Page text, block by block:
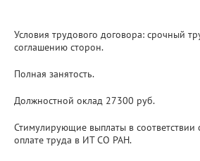
Условия трудового договора: срочный
соглашению сторон.
Полная занятость.
Должностной оклад 27300 руб.
Стимулирующие выплаты в
оплате труда в ИТ СО РАН.